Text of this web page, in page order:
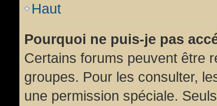
Haut
Pourquoi ne puis-je pas
Certains forums peuvent être
groupes. Pour les consulter,
une permission spéciale.